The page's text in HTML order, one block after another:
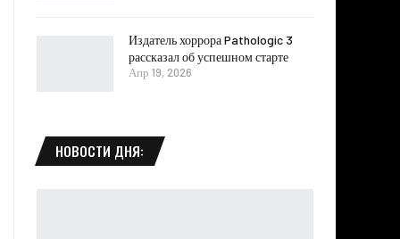
Издатель хоррора Pathologic 3
рассказал об успешном старте
Апр 19, 2026
НОВОСТИ ДНЯ: